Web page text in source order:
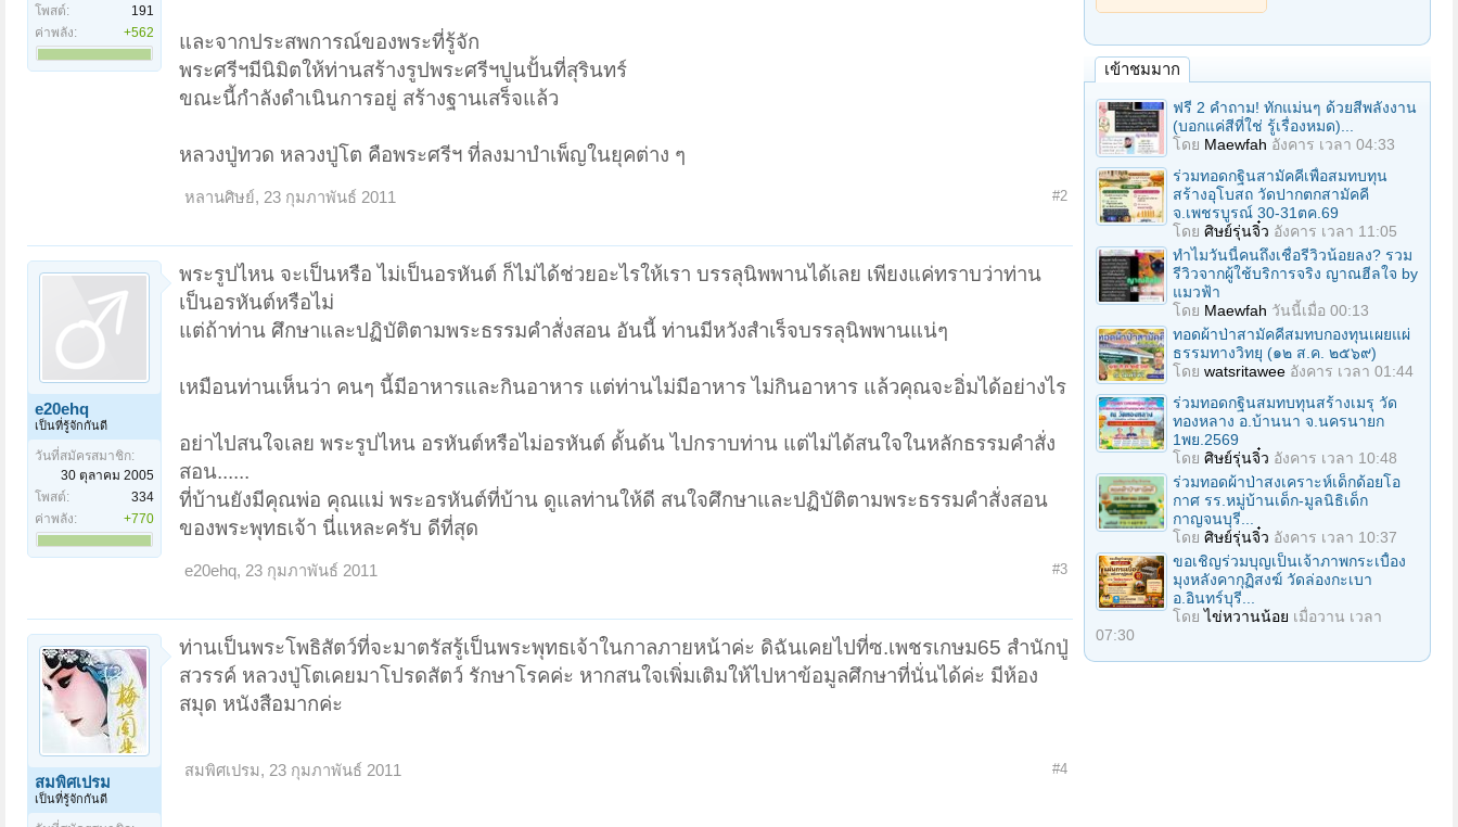
โพสต์:
191
ค่าพลัง:
+562
และจากประสพการณ์ของพระที่รู้จัก
พระศรีฯมีนิมิตให้ท่านสร้างรูปพระศรีฯปูนปั้นที่สุรินทร์
ขณะนี้กำลังดำเนินการอยู่ สร้างฐานเสร็จแล้ว
หลวงปู่ทวด หลวงปู่โต คือพระศรีฯ ที่ลงมาบำเพ็ญในยุคต่าง ๆ
หลานศิษย์, 23 กุมภาพันธ์ 2011 #2
e20ehq
เป็นที่รู้จักกันดี
วันที่สมัครสมาชิก:
30 ตุลาคม 2005
โพสต์:
334
ค่าพลัง:
+770
พระรูปไหน จะเป็นหรือ ไม่เป็นอรหันต์ ก็ไม่ได้ช่วยอะไรให้เรา บรรลุนิพพานได้เลย เพียงแค่ทราบว่าท่าน
เป็นอรหันต์หรือไม่
แต่ถ้าท่าน ศึกษาและปฏิบัติตามพระธรรมคำสั่งสอน อันนี้ ท่านมีหวังสำเร็จบรรลุนิพพานแน่ๆ
เหมือนท่านเห็นว่า คนๆ นี้มีอาหารและกินอาหาร แต่ท่านไม่มีอาหาร ไม่กินอาหาร แล้วคุณจะอิ่มได้อย่างไร
อย่าไปสนใจเลย พระรูปไหน อรหันต์หรือไม่อรหันต์ ดั้นด้น ไปกราบท่าน แต่ไม่ได้สนใจในหลักธรรมคำสั่ง
สอน......
ที่บ้านยังมีคุณพ่อ คุณแม่ พระอรหันต์ที่บ้าน ดูแลท่านให้ดี สนใจศึกษาและปฏิบัติตามพระธรรมคำสั่งสอน
ของพระพุทธเจ้า นี่แหละครับ ดีที่สุด
e20ehq, 23 กุมภาพันธ์ 2011 #3
สมพิศเปรม
เป็นที่รู้จักกันดี
ท่านเป็นพระโพธิสัตว์ที่จะมาตรัสรู้เป็นพระพุทธเจ้าในกาลภายหน้าค่ะ ดิฉันเคยไปที่ซ.เพชรเกษม65 สำนักปู่
สวรรค์ หลวงปู่โตเคยมาโปรดสัตว์ รักษาโรคค่ะ หากสนใจเพิ่มเติมให้ไปหาข้อมูลศึกษาที่นั่นได้ค่ะ มีห้อง
สมุด หนังสือมากค่ะ
สมพิศเปรม, 23 กุมภาพันธ์ 2011 #4
เข้าชมมาก
ฟรี 2 คำถาม! ทักแม่นๆ ด้วยสีพลังงาน
(บอกแค่สีที่ใช่ รู้เรื่องหมด)...
โดย Maewfah อังคาร เวลา 04:33
ร่วมทอดกฐินสามัคคีเพื่อสมทบทุน
สร้างอุโบสถ วัดปากตกสามัคคี
จ.เพชรบูรณ์ 30-31ตค.69
โดย ศิษย์รุ่นจิ๋ว อังคาร เวลา 11:05
ทำไมวันนี้คนถึงเชื่อรีวิวน้อยลง? รวม
รีวิวจากผู้ใช้บริการจริง ญาณฮีลใจ by
แมวฟ้า
โดย Maewfah วันนี้เมื่อ 00:13
ทอดผ้าป่าสามัคคีสมทบกองทุนเผยแผ่
ธรรมทางวิทยุ (๑๒ ส.ค. ๒๕๖๙)
โดย watsritawee อังคาร เวลา 01:44
ร่วมทอดกฐินสมทบทุนสร้างเมรุ วัด
ทองหลาง อ.บ้านนา จ.นครนายก
1พย.2569
โดย ศิษย์รุ่นจิ๋ว อังคาร เวลา 10:48
ร่วมทอดผ้าป่าสงเคราะห์เด็กด้อยโอ
กาศ รร.หมู่บ้านเด็ก-มูลนิธิเด็ก
กาญจนบุรี...
โดย ศิษย์รุ่นจิ๋ว อังคาร เวลา 10:37
ขอเชิญร่วมบุญเป็นเจ้าภาพกระเบื้อง
มุงหลังคากุฏิสงฆ์ วัดล่องกะเบา
อ.อินทร์บุรี...
โดยไข่หวานน้อย เมื่อวาน เวลา
07:30